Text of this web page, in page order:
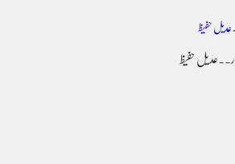
ہوا رجحان اور راولپنڈی
پر پابندی ایک نیا تنازعہ
حفیظ